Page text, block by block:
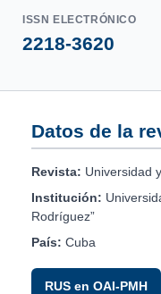
ISSN ELECTRÓNICO
2218-3620
Datos de la
Revista: Universidad
Institución:
Rodríguez”
País: Cuba
RUS en OAI-PMH